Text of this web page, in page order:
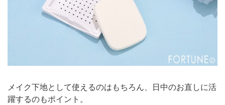
メイク下地として使えるのはもちろん、日中のお直しに活
躍するのもポイント。